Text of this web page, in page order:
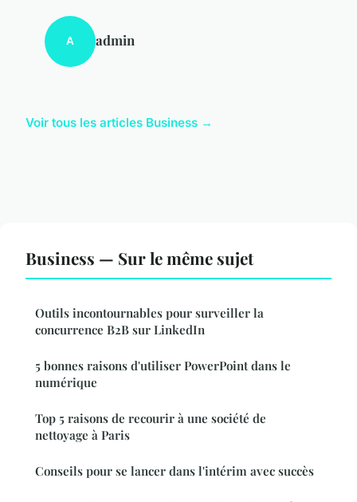
A admin
Voir tous les articles Business →
Business — Sur le même sujet
Outils incontournables pour surveiller la
concurrence B2B sur LinkedIn
5 bonnes raisons d'utiliser PowerPoint dans le
numérique
Top 5 raisons de recourir à une société de
nettoyage à Paris
Conseils pour se lancer dans l'intérim avec succès